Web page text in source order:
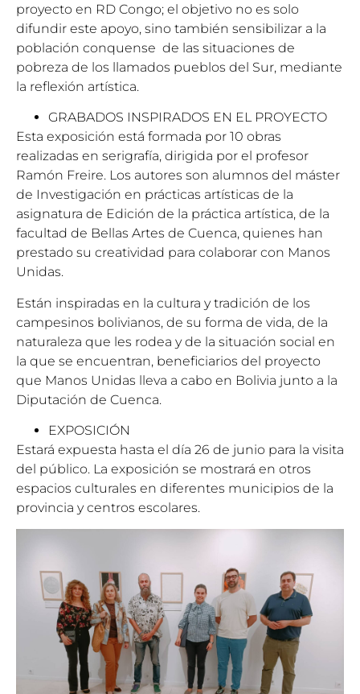
proyecto en RD Congo; el objetivo no es solo
difundir este apoyo, sino también sensibilizar a la
población conquense de las situaciones de
pobreza de los llamados pueblos del Sur, mediante
la reflexión artística.
GRABADOS INSPIRADOS EN EL PROYECTO
Esta exposición está formada por 10 obras
realizadas en serigrafía, dirigida por el profesor
Ramón Freire. Los autores son alumnos del máster
de Investigación en prácticas artísticas de la
asignatura de Edición de la práctica artística, de la
facultad de Bellas Artes de Cuenca, quienes han
prestado su creatividad para colaborar con Manos
Unidas.
Están inspiradas en la cultura y tradición de los
campesinos bolivianos, de su forma de vida, de la
naturaleza que les rodea y de la situación social en
la que se encuentran, beneficiarios del proyecto
que Manos Unidas lleva a cabo en Bolivia junto a la
Diputación de Cuenca.
EXPOSICIÓN
Estará expuesta hasta el día 26 de junio para la visita
del público. La exposición se mostrará en otros
espacios culturales en diferentes municipios de la
provincia y centros escolares.